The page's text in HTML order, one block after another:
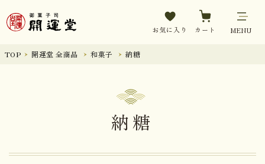
お気に入り カート MENU
TOP 開運堂 全商品 和菓子 納糖
納糖